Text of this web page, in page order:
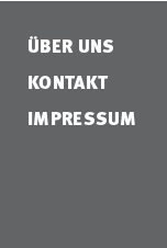
ÜBER UNS
KONTAKT
IMPRESSUM